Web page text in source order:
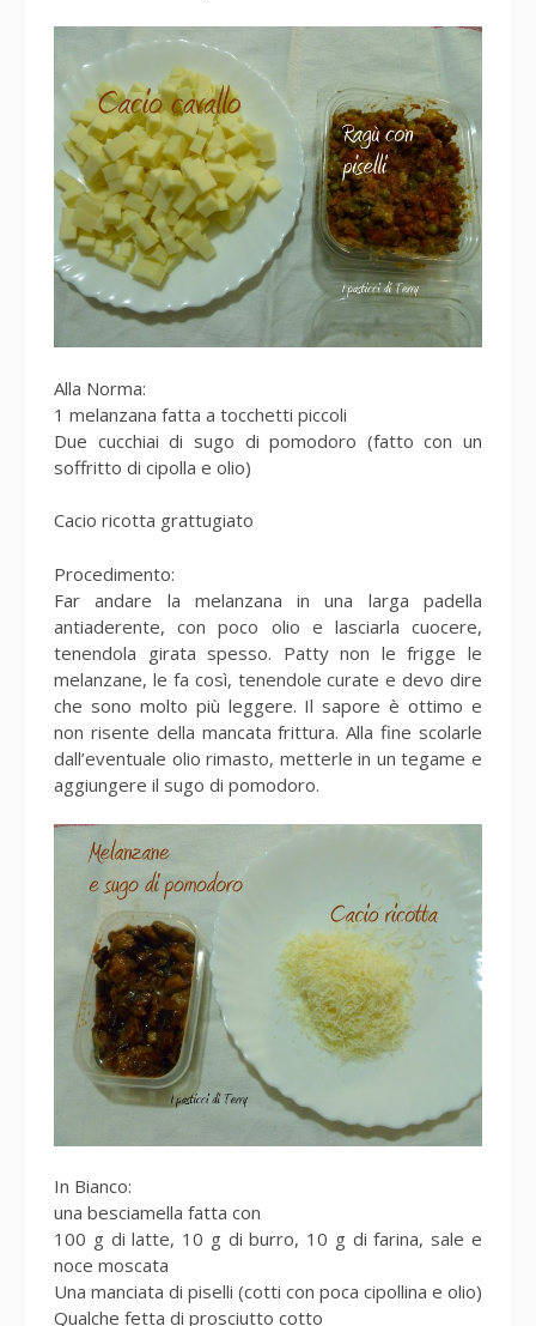
Alla Norma:
1 melanzana fatta a tocchetti piccoli
Due cucchiai di sugo di pomodoro (fatto con un
soffritto di cipolla e olio)
Cacio ricotta grattugiato
Procedimento:
Far andare la melanzana in una larga padella
antiaderente, con poco olio e lasciarla cuocere,
tenendola girata spesso. Patty non le frigge le
melanzane, le fa così, tenendole curate e devo dire
che sono molto più leggere. Il sapore è ottimo e
non risente della mancata frittura. Alla fine scolarle
dall’eventuale olio rimasto, metterle in un tegame e
aggiungere il sugo di pomodoro.
In Bianco:
una besciamella fatta con
100 g di latte, 10 g di burro, 10 g di farina, sale e
noce moscata
Una manciata di piselli (cotti con poca cipollina e olio)
Qualche fetta di prosciutto cotto